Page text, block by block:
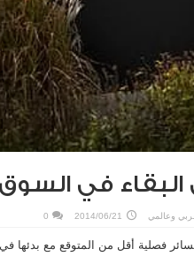
البقاء في السوق
وعالمي 2014/06/21
0
فصلية أقل من المتوقع مع بدئها